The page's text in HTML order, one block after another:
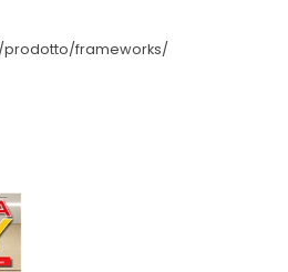
frameworks/